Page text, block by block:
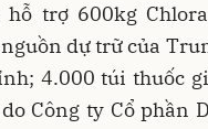
trợ 600kg
dự trữ của
4.000 túi thuốc
Công ty Cổ phần